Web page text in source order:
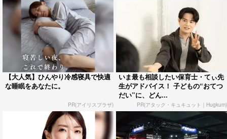
【大人気】ひんやり冷感寝具で快適
な睡眠をあなたに。
PR(アイリスプラザ)
いま最も相談したい保育士・てぃ先
生がアドバイス！ 子どもの“おてつ
だい”に、どん...
PR(アタック・キュキュット｜Hugkum)